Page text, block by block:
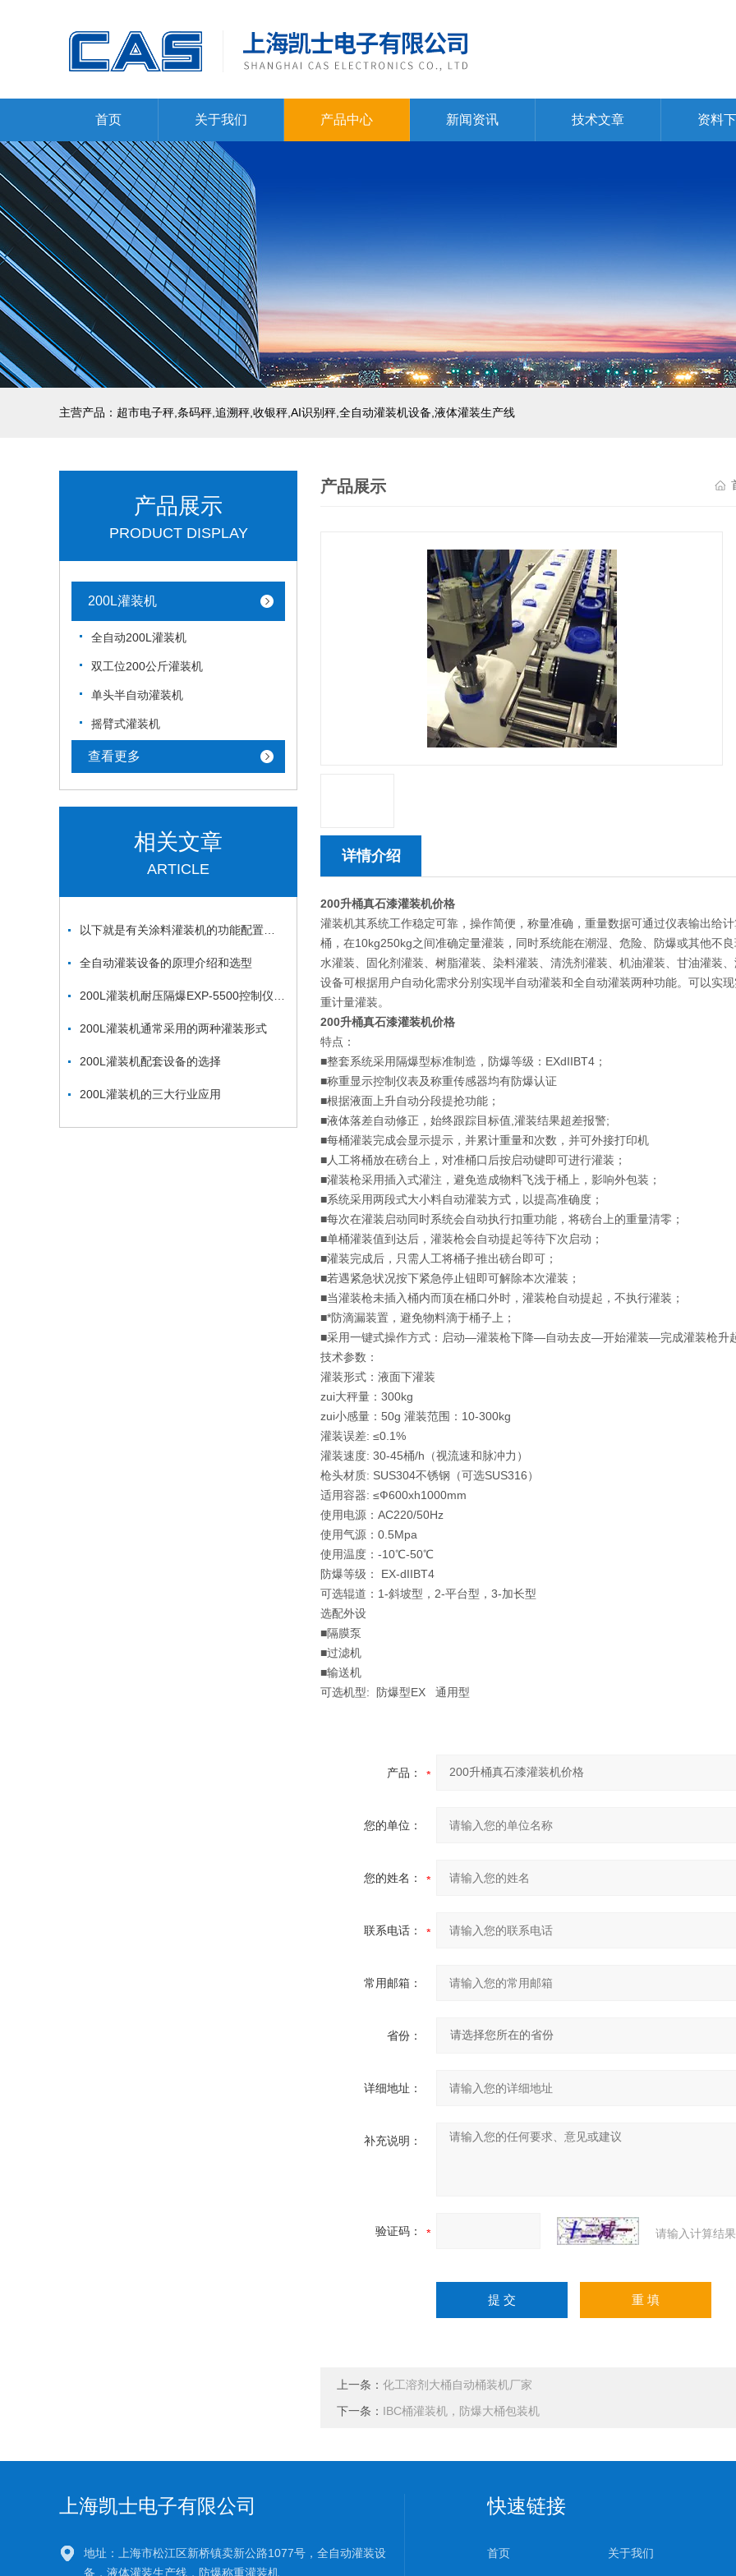
首页 关于我们 产品中心 新闻资讯 技术文章 资料
主营产品：超市电子秤,条码秤,追溯秤,收银秤,AI识别秤,全自动灌装机设备,液体灌装生产线
产品展示
PRODUCT DISPLAY
200L灌装机
全自动200L灌装机
双工位200公斤灌装机
单头半自动灌装机
摇臂式灌装机
查看更多
相关文章
ARTICLE
全自动灌装设备的原理介绍和选型
200L灌装机通常采用的两种灌装形式
200L灌装机配套设备的选择
200L灌装机的三大行业应用
产品展示
详情介绍
200升桶真石漆灌装机价格
灌装机其系统工作稳定可靠，操作简便，称量准确，重量数据可通过仪表输出给
桶，在10kg250kg之间准确定量灌装，同时系统能在潮湿、危险、防爆或其他不
水灌装、固化剂灌装、树脂灌装、染料灌装、清洗剂灌装、机油灌装、甘油灌装
设备可根据用户自动化需求分别实现半自动灌装和全自动灌装两种功能。可以实
重计量灌装。
200升桶真石漆灌装机价格
特点：
■整套系统采用隔爆型标准制造，防爆等级：EXdIIBT4；
■称重显示控制仪表及称重传感器均有防爆认证
■根据液面上升自动分段提抢功能；
■液体落差自动修正，始终跟踪目标值,灌装结果超差报警;
■每桶灌装完成会显示提示，并累计重量和次数，并可外接打印机
■人工将桶放在磅台上，对准桶口后按启动键即可进行灌装；
■灌装枪采用插入式灌注，避免造成物料飞浅于桶上，影响外包装；
■系统采用两段式大小料自动灌装方式，以提高准确度；
■每次在灌装启动同时系统会自动执行扣重功能，将磅台上的重量清零；
■单桶灌装值到达后，灌装枪会自动提起等待下次启动；
■灌装完成后，只需人工将桶子推出磅台即可；
■若遇紧急状况按下紧急停止钮即可解除本次灌装；
■当灌装枪未插入桶内而顶在桶口外时，灌装枪自动提起，不执行灌装；
■*防滴漏装置，避免物料滴于桶子上；
■采用一键式操作方式：启动—灌装枪下降—自动去皮—开始灌装—完成灌装枪升
技术参数：
灌装形式：液面下灌装
zui大秤量：300kg
zui小感量：50g 灌装范围：10-300kg
灌装误差: ≤0.1%
灌装速度: 30-45桶/h（视流速和脉冲力）
枪头材质: SUS304不锈钢（可选SUS316）
适用容器: ≤Ф600xh1000mm
使用电源：AC220/50Hz
使用气源：0.5Mpa
使用温度：-10℃-50℃
防爆等级： EX-dIIBT4
可选辊道：1-斜坡型，2-平台型，3-加长型
选配外设
■隔膜泵
■过滤机
■输送机
可选机型: 防爆型EX 通用型
产品：
您的单位：
您的姓名：
联系电话：
常用邮箱：
省份：
详细地址：
补充说明：
验证码： 请输入计算结
上一条： 化工溶剂大桶自动桶装机厂家
下一条： IBC桶灌装机，防爆大桶包装机
上海凯士电子有限公司
地址：上海市松江区新桥镇卖新公路1077号，全自动灌装设
备，液体灌装生产线，防爆称重灌装机
快速链接
首页 关于我们